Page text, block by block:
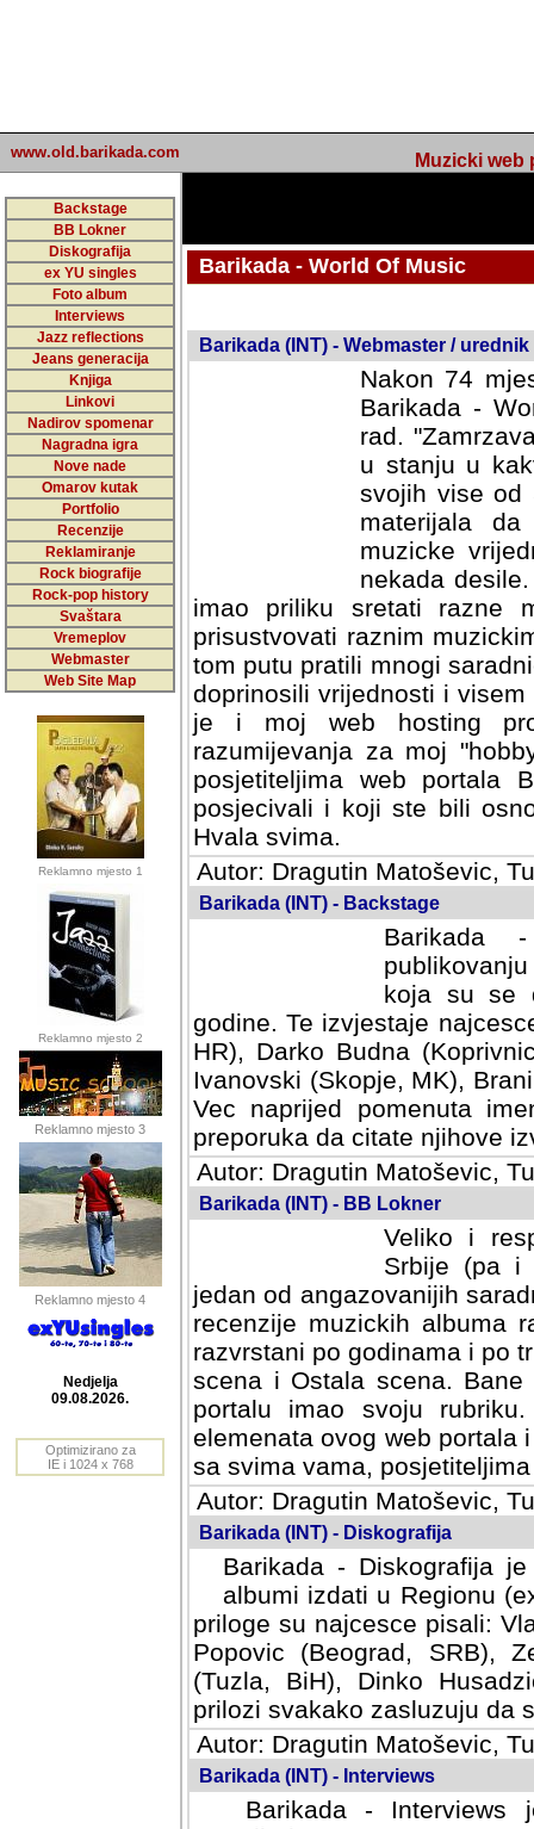
www.old.barikada.com Muzicki web
Backstage
BB Lokner
Diskografija
ex YU singles
Foto album
Interviews
Jazz reflections
Jeans generacija
Knjiga
Linkovi
Nadirov spomenar
Nagradna igra
Nove nade
Omarov kutak
Portfolio
Recenzije
Reklamiranje
Rock biografije
Rock-pop history
Svaštara
Vremeplov
Webmaster
Web Site Map
Reklamno mjesto 1
Reklamno mjesto 2
Reklamno mjesto 3
Reklamno mjesto 4
Barikada - World Of Music
Barikada (INT) - Webmaster / urednik
Nakon 74
Barikada -
rad.
u stanju u
svojih vise od
materijala
muzicke
nekada
imao priliku sretati razne
prisustvovati raznim
tom putu pratili mnogi
doprinosili vrijednosti i
je i moj web hosting
razumijevanja za moj
posjetiteljima web portala
posjecivali i koji ste bili
Hvala svima.
Autor: Dragutin Matoševic,
Barikada (INT) - Backstage
Barikada
koja su se
godine. Te izvjestaje
HR), Darko Budna
Ivanovski (Skopje, MK),
Vec naprijed pomenuta
preporuka da citate njihove
Autor: Dragutin Matoševic,
Barikada (INT) - BB Lokner
Veliko i
Srbije (pa i
jedan od angazovanijih
recenzije muzickih albuma
razvrstani po godinama i po
scena i Ostala scena.
portalu imao svoju
elemenata ovog web portala
sa svima vama,
Autor: Dragutin Matoševic,
Barikada (INT) - Diskografija
Barikada - Diskografija
albumi izdati u Regionu
priloge su najcesce pisali:
Popovic (Beograd, SRB),
(Tuzla, BiH), Dinko
prilozi svakako zasluzuju da
Autor: Dragutin Matoševic,
Barikada (INT) - Interviews
Barikada -